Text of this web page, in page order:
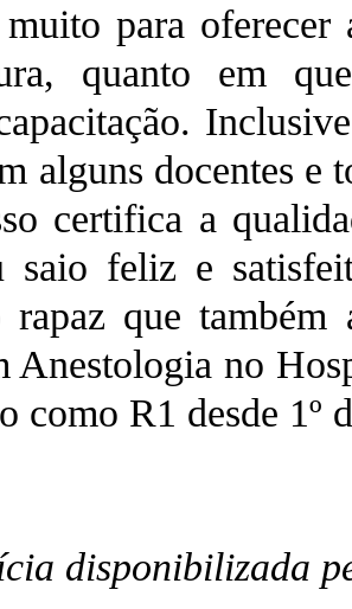
muito para
quanto em
alguns docentes e
certifica a
saio feliz e
que também
Anestologia no
como R1 desde 1º
disponibilizada